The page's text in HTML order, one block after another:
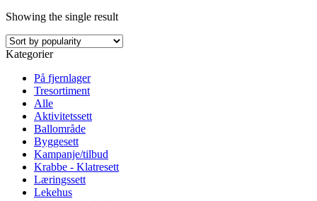
Showing the single result
Kategorier
På fjernlager
Tresortiment
Alle
Aktivitetssett
Ballområde
Byggesett
Kampanje/tilbud
Krabbe - Klatresett
Læringssett
Lekehus